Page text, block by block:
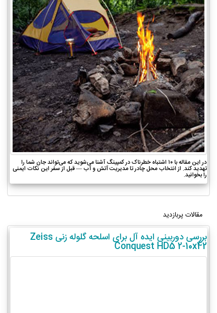
در این مقاله با ۱۰ اشتباه خطرناک در کمپینگ آشنا می‌شوید که می‌تواند جان شما را
تهدید کند. از انتخاب محل چادر تا مدیریت آتش و آب — قبل از سفر این نکات ایمنی
را بخوانید.
مقالات پربازدید
بررسی دوربینی ایده آل برای اسلحه گلوله زنی Zeiss
Conquest HD5 2-10x42